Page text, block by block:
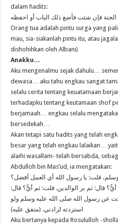
dalam hadits:
الجنة فإن شئت فأضع ذلك الباب أو احفظه
Orang tua adalah pintu surga yang
mau, sia-siakanlah pintu itu, atau
dishohihkan oleh Albani)
Anakku…
Aku mengenalmu sejak dahulu…
dewasa… aku tahu engkau sangat
selalu cerita tentang keuatamaan
terhadapku tentang keutamaan shof
berjamaah… engkau selalu
bersedekah…
Akan tetapi satu hadits yang telah
besar yang telah engkau lalaikan…
alaihi wasallam- telah bersabda,
Abdulloh bin Mas’ud, ia mengatakan:
قلت: يا رسول الله أي العمل أفضل؟
قال: ثم بر الوالدين. قلت: ثم أيُّ؟ قال:
عن رسول الله صلى الله عليه وسلم ولو
استزدته لزادني. (متفق عليه)
Aku bertanya kepada Rosululloh -